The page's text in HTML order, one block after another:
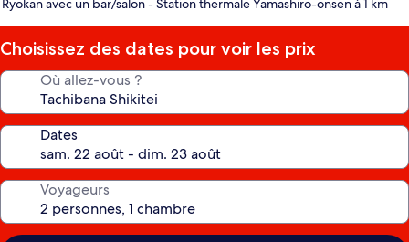
Ryokan avec un bar/salon - Station thermale Yamashiro-onsen à 1 km
Choisissez des dates pour voir les prix
Où allez-vous ?
Dates
Voyageurs